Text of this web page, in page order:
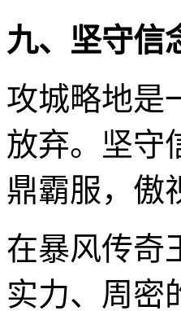
九、坚守信
攻城略地是
放弃。坚守
鼎霸服，傲
在暴风传奇
实力、周密